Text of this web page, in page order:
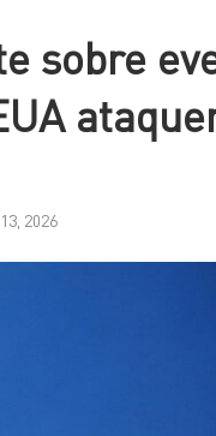
sobre
2026